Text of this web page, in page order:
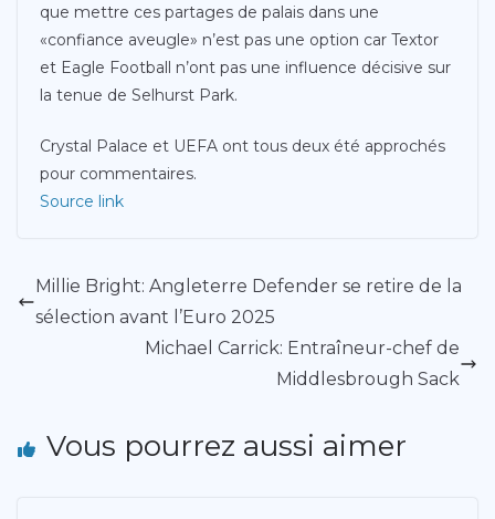
que mettre ces partages de palais dans une
«confiance aveugle» n’est pas une option car Textor
et Eagle Football n’ont pas une influence décisive sur
la tenue de Selhurst Park.
Crystal Palace et UEFA ont tous deux été approchés
pour commentaires.
Source link
Millie Bright: Angleterre Defender se retire de la
sélection avant l’Euro 2025
Michael Carrick: Entraîneur-chef de
Middlesbrough Sack
Vous pourrez aussi aimer